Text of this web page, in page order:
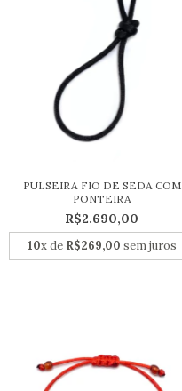
PULSEIRA FIO DE SEDA COM
PONTEIRA
R$2.690,00
10x de R$269,00 sem juros